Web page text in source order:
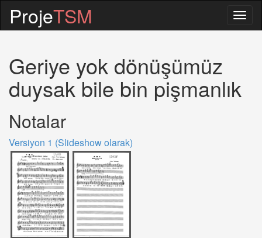
ProjeTSM
Geriye yok dönüşümüz
duysak bile bin pişmanlık
Notalar
Versiyon 1 (Slideshow olarak)